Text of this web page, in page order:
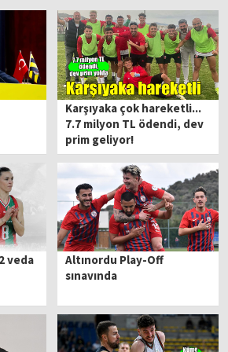
Karşıyaka çok hareketli...
7.7 milyon TL ödendi, dev
prim geliyor!
veda
Altınordu Play-Off
sınavında